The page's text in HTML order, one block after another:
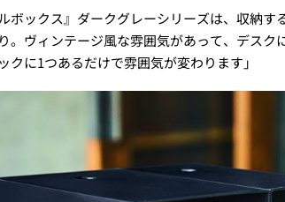
ボックス』ダークグレーシリーズは、収納
。ヴィンテージ風な雰囲気があって、デスク
クに1つあるだけで雰囲気が変わります」